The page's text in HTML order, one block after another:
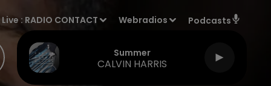
Live : RADIO CONTACT Webradios Podcasts
Summer
CALVIN HARRIS